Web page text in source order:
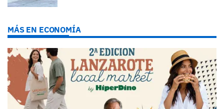
MÁS EN ECONOMÍA